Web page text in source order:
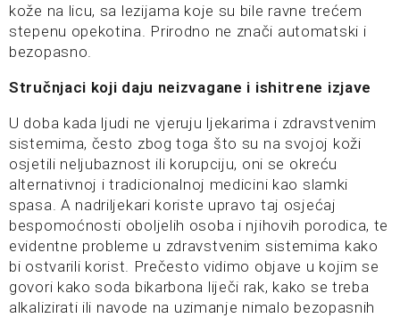
kože na licu, sa lezijama koje su bile ravne trećem
stepenu opekotina. Prirodno ne znači automatski i
bezopasno.
Stručnjaci koji daju neizvagane i ishitrene izjave
U doba kada ljudi ne vjeruju ljekarima i zdravstvenim
sistemima, često zbog toga što su na svojoj koži
osjetili neljubaznost ili korupciju, oni se okreću
alternativnoj i tradicionalnoj medicini kao slamki
spasa. A nadriljekari koriste upravo taj osjećaj
bespomoćnosti oboljelih osoba i njihovih porodica, te
evidentne probleme u zdravstvenim sistemima kako
bi ostvarili korist. Prečesto vidimo objave u kojim se
govori kako soda bikarbona liječi rak, kako se treba
alkalizirati ili navode na uzimanje nimalo bezopasnih